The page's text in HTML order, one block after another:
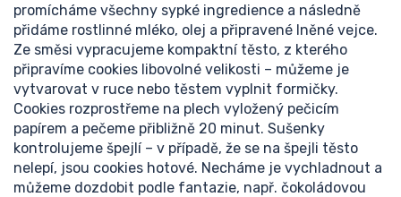
promícháme všechny sypké ingredience a následně
přidáme rostlinné mléko, olej a připravené lněné vejce.
Ze směsi vypracujeme kompaktní těsto, z kterého
připravíme cookies libovolné velikosti – můžeme je
vytvarovat v ruce nebo těstem vyplnit formičky.
Cookies rozprostřeme na plech vyložený pečicím
papírem a pečeme přibližně 20 minut. Sušenky
kontrolujeme špejlí – v případě, že se na špejli těsto
nelepí, jsou cookies hotové. Necháme je vychladnout a
můžeme dozdobit podle fantazie, např. čokoládovou